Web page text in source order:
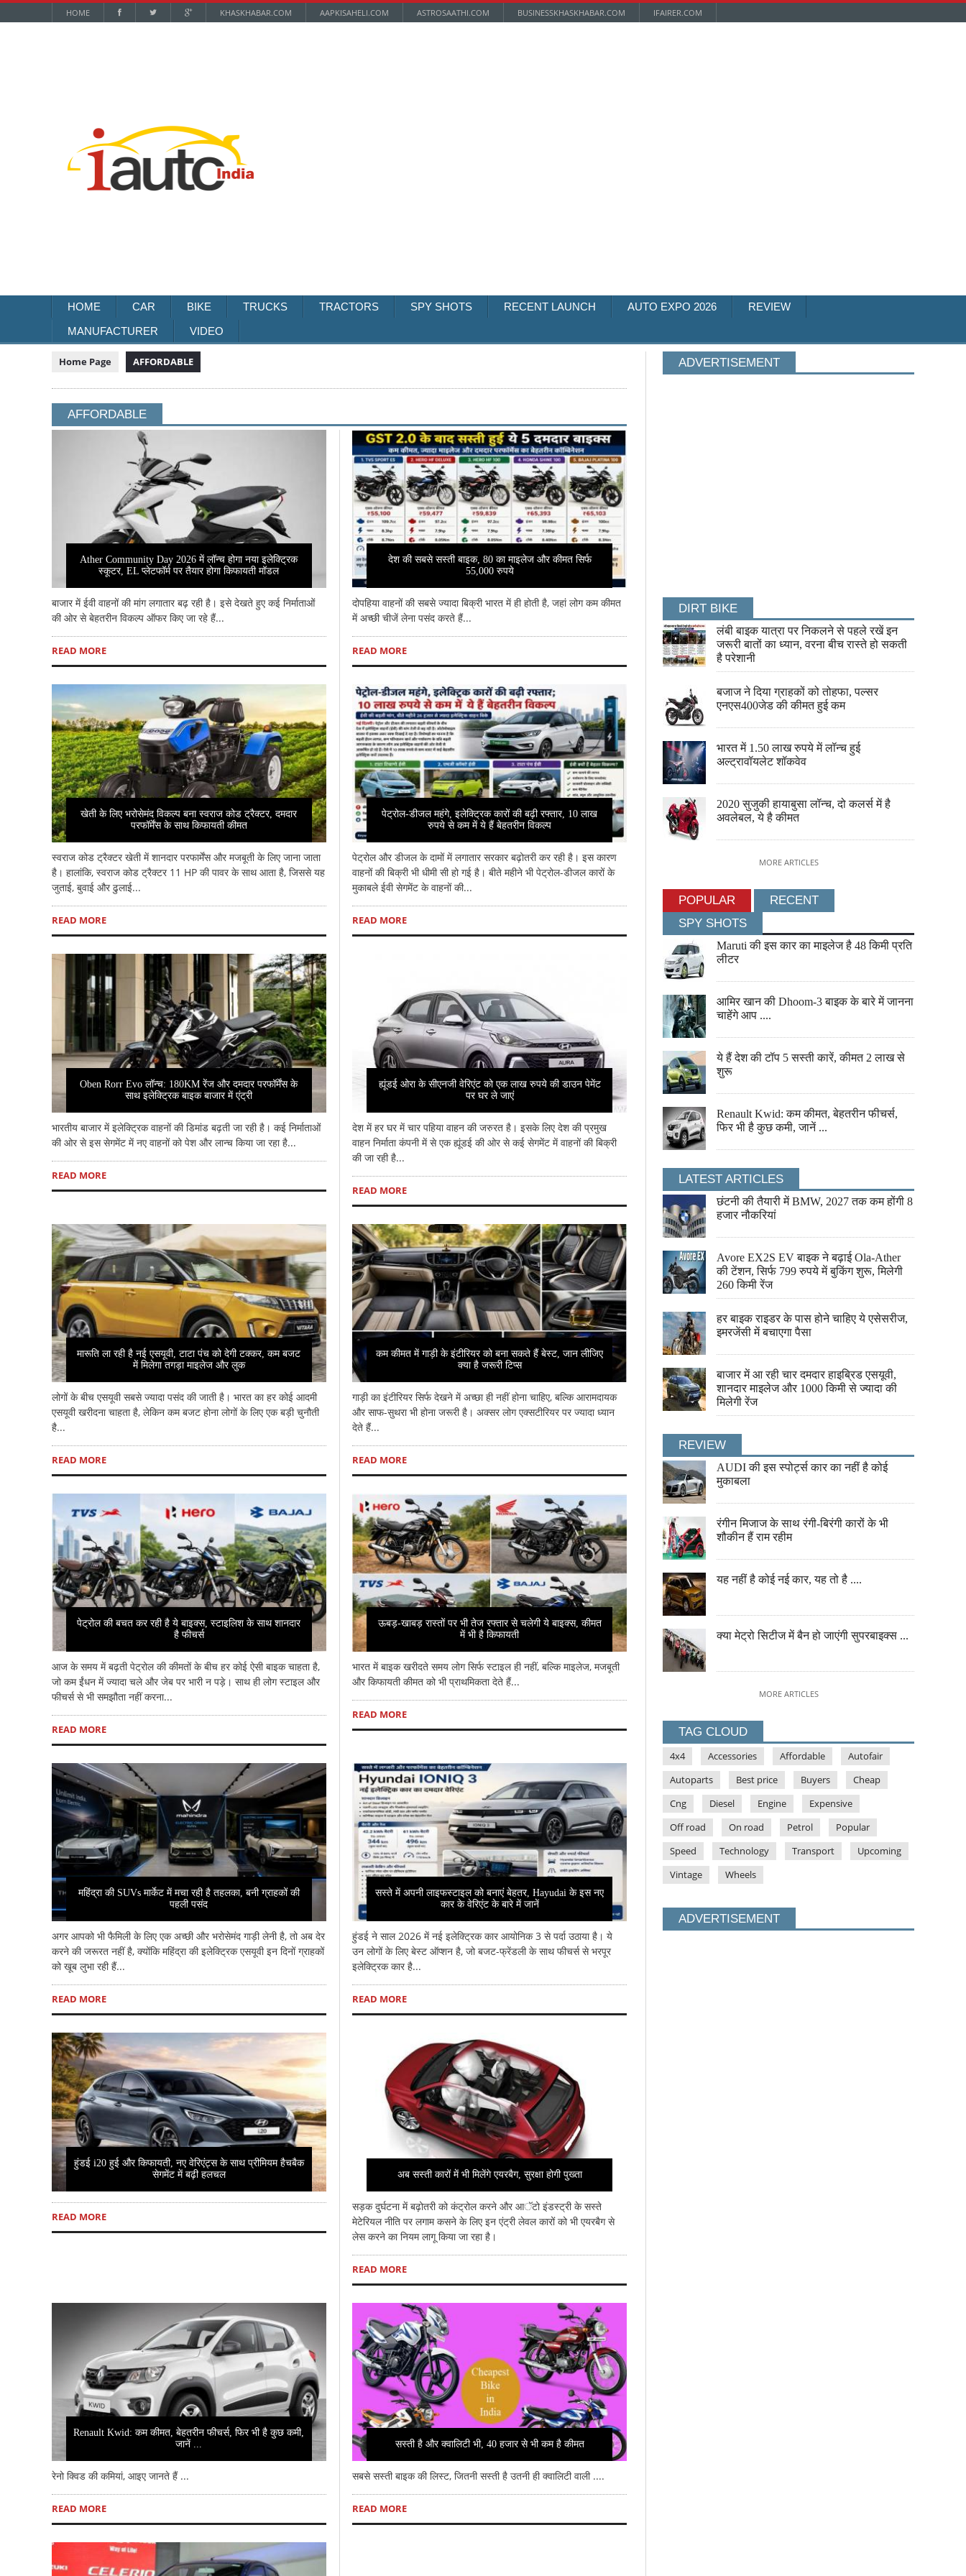
HOME KHASKHABAR.COM AAPKISAHELI.COM ASTROSAATHI.COM BUSINESSKHASKHABAR.COM IFAIRER.COM
HOME CAR BIKE TRUCKS TRACTORS SPY SHOTS RECENT LAUNCH AUTO EXPO 2026
REVIEW
MANUFACTURER
VIDEO
Home Page AFFORDABLE
AFFORDABLE
Ather Community Day 2026 में लॉन्च होगा नया इलेक्ट्रिक
स्कूटर, EL प्लेटफॉर्म पर तैयार होगा किफायती मॉडल
बाजार में ईवी वाहनों की मांग लगातार बढ़ रही है। इसे देखते हुए कई निर्माताओं
की ओर से बेहतरीन विकल्प ऑफर किए जा रहे हैं...
READ MORE
देश की सबसे सस्ती बाइक, 80 का माइलेज और कीमत सिर्फ
55,000 रुपये
दोपहिया वाहनों की सबसे ज्यादा बिक्री भारत में ही होती है, जहां लोग कम कीमत
में अच्छी चीजें लेना पसंद करते हैं...
READ MORE
खेती के लिए भरोसेमंद विकल्प बना स्वराज कोड ट्रैक्टर, दमदार
परफॉर्मेंस के साथ किफायती कीमत
स्वराज कोड ट्रैक्टर खेती में शानदार परफार्मेंस और मजबूती के लिए जाना जाता
है। हालांकि, स्वराज कोड ट्रैक्टर 11 HP की पावर के साथ आता है, जिससे यह
जुताई, बुवाई और ढुलाई...
READ MORE
पेट्रोल-डीजल महंगे, इलेक्ट्रिक कारों की बढ़ी रफ्तार, 10 लाख
रुपये से कम में ये हैं बेहतरीन विकल्प
पेट्रोल और डीजल के दामों में लगातार सरकार बढ़ोतरी कर रही है। इस कारण
वाहनों की बिक्री भी धीमी सी हो गई है। बीते महीने भी पेट्रोल-डीजल कारों के
मुकाबले ईवी सेगमेंट के वाहनों की...
READ MORE
Oben Rorr Evo लॉन्च: 180KM रेंज और दमदार परफॉर्मेंस के
साथ इलेक्ट्रिक बाइक बाजार में एंट्री
भारतीय बाजार में इलेक्ट्रिक वाहनों की डिमांड बढ़ती जा रही है। कई निर्माताओं
की ओर से इस सेगमेंट में नए वाहनों को पेश और लान्च किया जा रहा है...
READ MORE
ह्यूंडई ओरा के सीएनजी वेरिएंट को एक लाख रुपये की डाउन पेमेंट
पर घर ले जाएं
देश में हर घर में चार पहिया वाहन की जरुरत है। इसके लिए देश की प्रमुख
वाहन निर्माता कंपनी में से एक ह्यूंडई की ओर से कई सेगमेंट में वाहनों की बिक्री
की जा रही है...
READ MORE
मारूति ला रही है नई एसयूवी, टाटा पंच को देगी टक्कर, कम बजट
में मिलेगा तगड़ा माइलेज और लुक
लोगों के बीच एसयूवी सबसे ज्यादा पसंद की जाती है। भारत का हर कोई आदमी
एसयूवी खरीदना चाहता है, लेकिन कम बजट होना लोगों के लिए एक बड़ी चुनौती
है...
READ MORE
कम कीमत में गाड़ी के इंटीरियर को बना सकते हैं बेस्ट, जान लीजिए
क्या है जरूरी टिप्स
गाड़ी का इंटीरियर सिर्फ देखने में अच्छा ही नहीं होना चाहिए, बल्कि आरामदायक
और साफ-सुथरा भी होना जरूरी है। अक्सर लोग एक्सटीरियर पर ज्यादा ध्यान
देते हैं...
READ MORE
पेट्रोल की बचत कर रही है ये बाइक्स, स्टाइलिश के साथ शानदार
है फीचर्स
आज के समय में बढ़ती पेट्रोल की कीमतों के बीच हर कोई ऐसी बाइक चाहता है,
जो कम ईंधन में ज्यादा चले और जेब पर भारी न पड़े। साथ ही लोग स्टाइल और
फीचर्स से भी समझौता नहीं करना...
READ MORE
ऊबड़-खाबड़ रास्तों पर भी तेज रफ्तार से चलेगी ये बाइक्स, कीमत
में भी है किफायती
भारत में बाइक खरीदते समय लोग सिर्फ स्टाइल ही नहीं, बल्कि माइलेज, मजबूती
और किफायती कीमत को भी प्राथमिकता देते हैं...
READ MORE
महिंद्रा की SUVs मार्केट में मचा रही है तहलका, बनी ग्राहकों की
पहली पसंद
अगर आपको भी फैमिली के लिए एक अच्छी और भरोसेमंद गाड़ी लेनी है, तो अब देर
करने की जरूरत नहीं है, क्योंकि महिंद्रा की इलेक्ट्रिक एसयूवी इन दिनों ग्राहकों
को खूब लुभा रही हैं...
READ MORE
सस्ते में अपनी लाइफस्टाइल को बनाएं बेहतर, Hayudai के इस नए
कार के वेरिएंट के बारे में जानें
हुंडई ने साल 2026 में नई इलेक्ट्रिक कार आयोनिक 3 से पर्दा उठाया है। ये
उन लोगों के लिए बेस्ट ऑप्शन है, जो बजट-फ्रेंडली के साथ फीचर्स से भरपूर
इलेक्ट्रिक कार है...
READ MORE
हुंडई i20 हुई और किफायती, नए वेरिएंट्स के साथ प्रीमियम हैचबैक
सेगमेंट में बढ़ी हलचल
READ MORE
अब सस्ती कारों में भी मिलेंगे एयरबैग, सुरक्षा होगी पुख्ता
सड़क दुर्घटना में बढ़ोतरी को कंट्रोल करने और आॅटो इंडस्ट्री के सस्ते
मेटेरियल नीति पर लगाम कसने के लिए इन एंट्री लेवल कारों को भी एयरबैग से
लेस करने का नियम लागू किया जा रहा है।
READ MORE
Renault Kwid: कम कीमत, बेहतरीन फीचर्स, फिर भी है कुछ कमी,
जानें ...
रेनो क्विड की कमियां, आइए जानते हैं ...
READ MORE
सस्ती है और क्वालिटी भी, 40 हजार से भी कम है कीमत
सबसे सस्ती बाइक की लिस्ट, जितनी सस्ती है उतनी ही क्वालिटी वाली ....
READ MORE
ADVERTISEMENT
DIRT BIKE
लंबी बाइक यात्रा पर निकलने से पहले रखें इन
जरूरी बातों का ध्यान, वरना बीच रास्ते हो सकती
है परेशानी
बजाज ने दिया ग्राहकों को तोहफा, पल्सर
एनएस400जेड की कीमत हुई कम
भारत में 1.50 लाख रुपये में लॉन्च हुई
अल्ट्रावॉयलेट शॉकवेव
2020 सुजुकी हायाबुसा लॉन्च, दो कलर्स में है
अवलेबल, ये है कीमत
MORE ARTICLES
POPULAR
RECENT
SPY SHOTS
Maruti की इस कार का माइलेज है 48 किमी प्रति
लीटर
आमिर खान की Dhoom-3 बाइक के बारे में जानना
चाहेंगे आप ....
ये हैं देश की टॉप 5 सस्ती कारें, कीमत 2 लाख से
शुरू
Renault Kwid: कम कीमत, बेहतरीन फीचर्स,
फिर भी है कुछ कमी, जानें ...
LATEST ARTICLES
छंटनी की तैयारी में BMW, 2027 तक कम होंगी 8
हजार नौकरियां
Avore EX2S EV बाइक ने बढ़ाई Ola-Ather
की टेंशन, सिर्फ 799 रुपये में बुकिंग शुरू, मिलेगी
260 किमी रेंज
हर बाइक राइडर के पास होने चाहिए ये एसेसरीज,
इमरजेंसी में बचाएगा पैसा
बाजार में आ रही चार दमदार हाइब्रिड एसयूवी,
शानदार माइलेज और 1000 किमी से ज्यादा की
मिलेगी रेंज
REVIEW
AUDI की इस स्पोर्ट्स कार का नहीं है कोई
मुकाबला
रंगीन मिजाज के साथ रंगी-बिरंगी कारों के भी
शौकीन हैं राम रहीम
यह नहीं है कोई नई कार, यह तो है ....
क्या मेट्रो सिटीज में बैन हो जाएंगी सुपरबाइक्स ...
MORE ARTICLES
TAG CLOUD
4x4 Accessories Affordable
Autofair
Autoparts
Best price Buyers
Cheap
Cng
Diesel Engine
Expensive
Off road
On road Petrol
Popular
Speed
Technology Transport
Upcoming
Vintage
Wheels
ADVERTISEMENT